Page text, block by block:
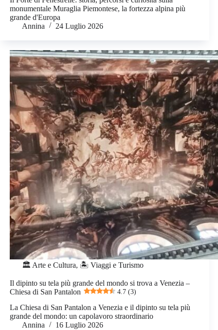
monumentale Muraglia Piemontese, la fortezza alpina più
grande d'Europa
Annina
24 Luglio 2026
🏛️ Arte e Cultura, 🏝️ Viaggi e Turismo
Il dipinto su tela più grande del mondo si trova a Venezia –
Chiesa di San Pantalon
4.7 (3)
La Chiesa di San Pantalon a Venezia e il dipinto su tela più
grande del mondo: un capolavoro straordinario
Annina
16 Luglio 2026